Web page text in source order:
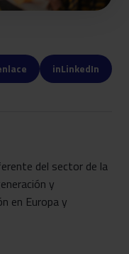
inLinkedIn
del sector de la
y
en Europa y